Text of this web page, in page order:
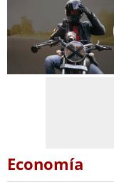
Economía